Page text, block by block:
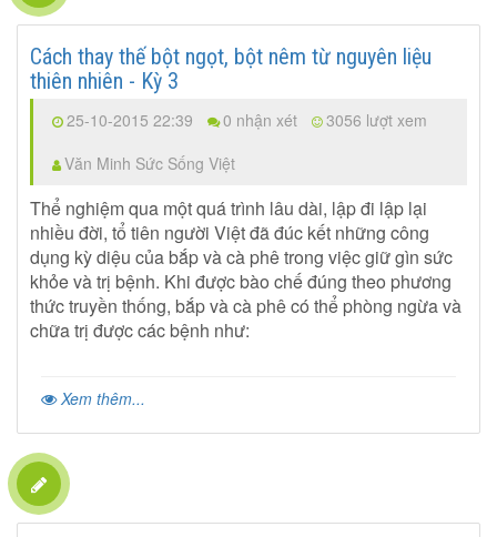
Cách thay thế bột ngọt, bột nêm từ nguyên liệu
thiên nhiên - Kỳ 3
25-10-2015 22:39 0 nhận xét
3056 lượt xem
Văn Minh Sức Sống Việt
Thể nghiệm qua một quá trình lâu dài, lập đi lập lại
nhiều đời, tổ tiên người Việt đã đúc kết những công
dụng kỳ diệu của bắp và cà phê trong việc giữ gìn sức
khỏe và trị bệnh. Khi được bào chế đúng theo phương
thức truyền thống, bắp và cà phê có thể phòng ngừa và
chữa trị được các bệnh như:
Xem thêm...